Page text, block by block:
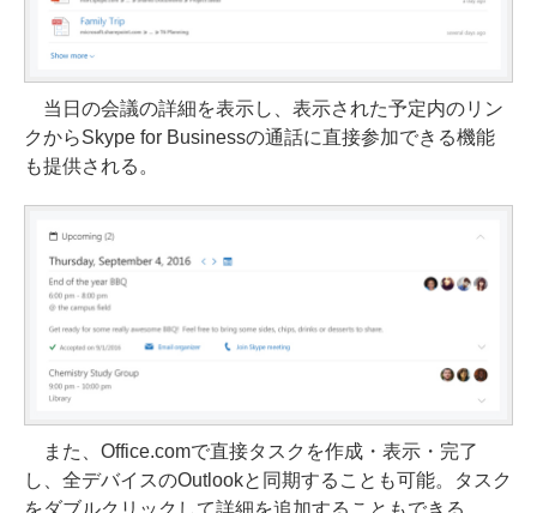
当日の会議の詳細を表示し、表示された予定内のリン
クからSkype for Businessの通話に直接参加できる機能
も提供される。
また、Office.comで直接タスクを作成・表示・完了
し、全デバイスのOutlookと同期することも可能。タスク
をダブルクリックして詳細を追加することもできる。